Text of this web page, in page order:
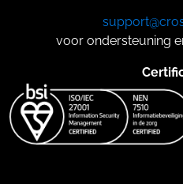
voor ondersteuning